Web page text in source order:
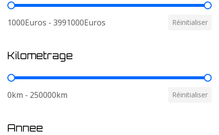
Prix
1000Euros - 3991000Euros Réinitialiser
Kilometrage
Kilometrage
0km - 250000km Réinitialiser
Annee